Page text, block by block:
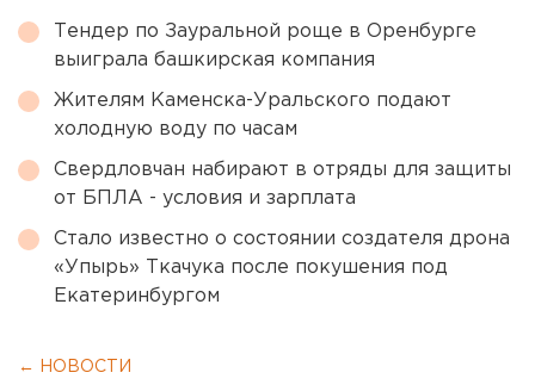
Тендер по Зауральной роще в Оренбурге
выиграла башкирская компания
Жителям Каменска-Уральского подают
холодную воду по часам
Свердловчан набирают в отряды для защиты
от БПЛА - условия и зарплата
Стало известно о состоянии создателя дрона
«Упырь» Ткачука после покушения под
Екатеринбургом
← НОВОСТИ